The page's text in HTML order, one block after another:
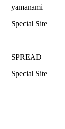
yamanami
Special Site
SPREAD
Special Site